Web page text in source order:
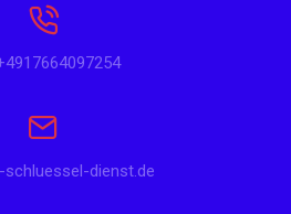
dienst.de